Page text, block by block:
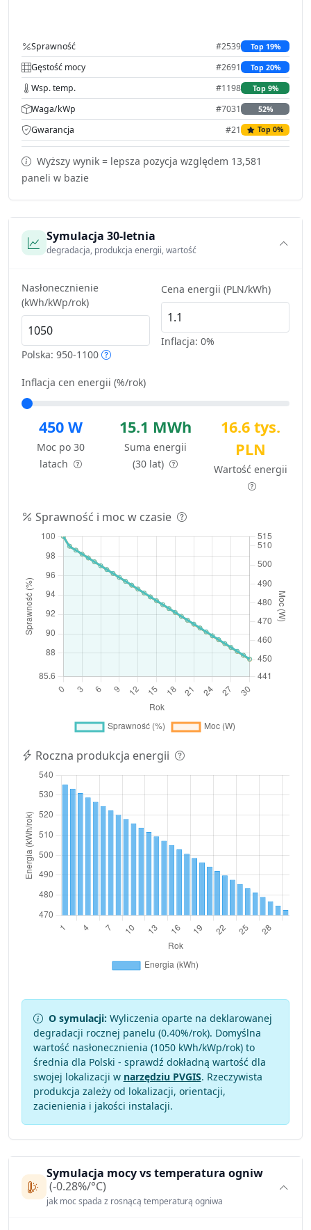
Sprawność #2539 Top 19%
Gęstość mocy #2691 Top 20%
Wsp. temp. #1198 Top 9%
Waga/kWp #7031 52%
Gwarancja #21 Top 0%
Wyższy wynik = lepsza pozycja względem 13,581
paneli w bazie
Symulacja 30-letnia
degradacja, produkcja energii, wartość
Nasłonecznienie
(kWh/kWp/rok)
Polska: 950-1100
Cena energii (PLN/kWh)
Inflacja: 0%
Inflacja cen energii (%/rok)
450 W
Moc po 30
latach
15.1 MWh
Suma energii
(30 lat)
16.6 tys.
PLN
Wartość energii
Sprawność i moc w czasie
Roczna produkcja energii
O symulacji: Wyliczenia oparte na deklarowanej
degradacji rocznej panelu (0.40%/rok). Domyślna
wartość nasłonecznienia (1050 kWh/kWp/rok) to
średnia dla Polski - sprawdź dokładną wartość dla
swojej lokalizacji w narzędziu PVGIS. Rzeczywista
produkcja zależy od lokalizacji, orientacji,
zacienienia i jakości instalacji.
Symulacja mocy vs temperatura ogniw
(-0.28%/°C)
jak moc spada z rosnącą temperaturą ogniwa